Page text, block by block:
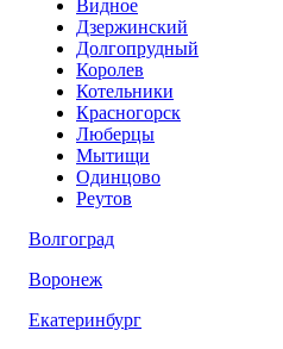
Видное
Дзержинский
Долгопрудный
Королев
Котельники
Красногорск
Люберцы
Мытищи
Одинцово
Реутов
Волгоград
Воронеж
Екатеринбург